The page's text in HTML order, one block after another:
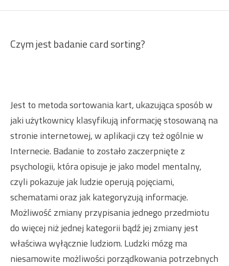
Czym jest badanie card sorting?
Jest to metoda sortowania kart, ukazująca sposób w
jaki użytkownicy klasyfikują informację stosowaną na
stronie internetowej, w aplikacji czy też ogólnie w
Internecie. Badanie to zostało zaczerpnięte z
psychologii, która opisuje je jako model mentalny,
czyli pokazuje jak ludzie operują pojęciami,
schematami oraz jak kategoryzują informacje.
Możliwość zmiany przypisania jednego przedmiotu
do więcej niż jednej kategorii bądź jej zmiany jest
właściwa wyłącznie ludziom. Ludzki mózg ma
niesamowite możliwości porządkowania potrzebnych